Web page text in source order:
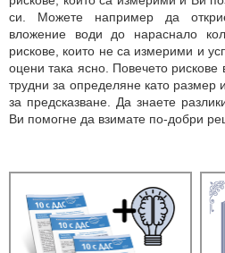
си. Можете например да
вложение води до нараснало
рискове, които не са измерими и
оцени така ясно. Повечето рискове
трудни за определяне като
за предсказване. Да знаете
Ви помогне да взимате по-добри